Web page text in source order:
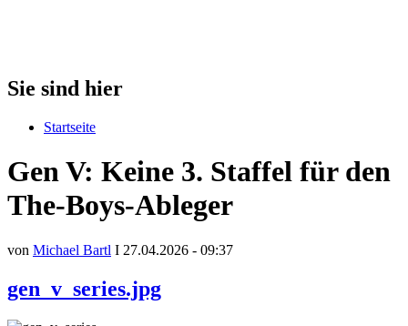
Sie sind hier
Startseite
Gen V: Keine 3. Staffel für den
The-Boys-Ableger
von Michael Bartl I 27.04.2026 - 09:37
gen_v_series.jpg